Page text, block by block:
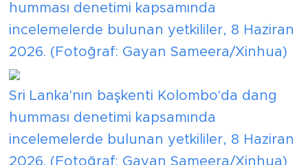
humması denetimi kapsamında
incelemelerde bulunan yetkililer, 8 Haziran
2026. (Fotoğraf: Gayan Sameera/Xinhua)
Sri Lanka'nın başkenti Kolombo'da dang
humması denetimi kapsamında
incelemelerde bulunan yetkililer, 8 Haziran
2026. (Fotoğraf: Gayan Sameera/Xinhua)